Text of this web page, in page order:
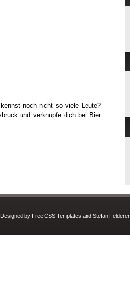
noch nicht so viele Leute?
und verknüpfe dich bei Bier
by Free CSS Templates and Stefan Felderer